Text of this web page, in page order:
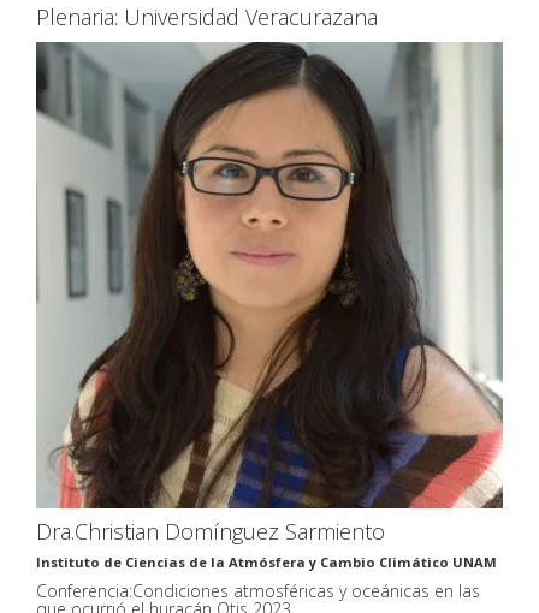
Plenaria: Universidad Veracurazana
Dra.Christian Domínguez Sarmiento
Instituto de Ciencias de la Atmósfera y Cambio Climático UNAM
Conferencia:Condiciones atmosféricas y oceánicas en las